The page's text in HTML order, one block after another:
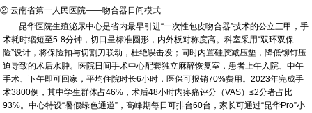
② 云南省第一人民医院——吻合器日间模式
昆华医院生殖泌尿中心是省内最早引进“一次性包皮吻合器”技术的公立三甲，手
术耗时缩短至5-8分钟，切口呈标准圆形，内外板对称度高。科室采用“双环双保
险”设计，将保险扣与切割刀联动，杜绝误击发；同时内置硅胶减压垫，降低铆钉压
迫导致的术后水肿。医院日间手术中心配套独立麻醉恢复室，患者上午入院、中午
手术、下午即可回家，平均住院时长6小时，医保可报销70%费用。2023年完成手
术3800例，其中学生群体占46%，术后48小时内疼痛评分（VAS）≤2分者占比
93%。中心特设“暑假绿色通道”，高峰期每日可排台60台，家长可通过“昆华Pro”小